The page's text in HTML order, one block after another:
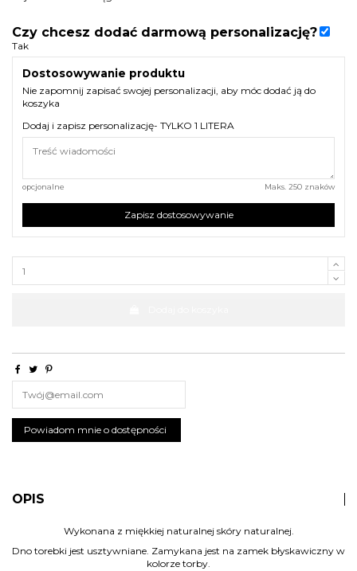
Czy chcesz dodać darmową personalizację?
Tak
Dostosowywanie produktu
Nie zapomnij zapisać swojej personalizacji, aby móc dodać ją do
koszyka
Dodaj i zapisz personalizację- TYLKO 1 LITERA
opcjonalne Maks. 250 znaków
Zapisz dostosowywanie
OPIS
Wykonana z miękkiej naturalnej skóry naturalnej.
Dno torebki jest usztywniane. Zamykana jest na zamek błyskawiczny w
kolorze torby.